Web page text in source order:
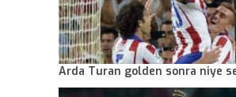
Arda Turan golden sonra niye